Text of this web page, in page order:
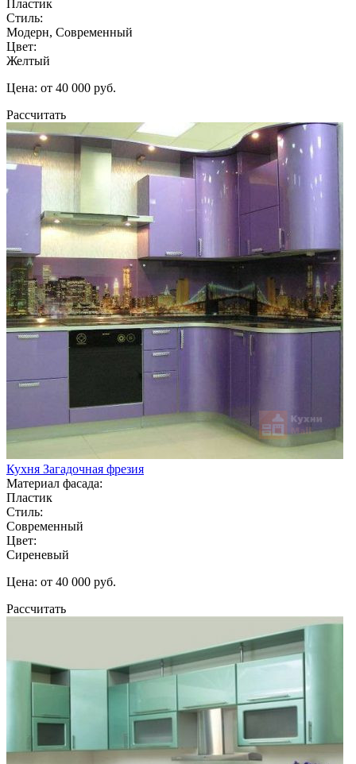
Пластик
Стиль:
Модерн, Современный
Цвет:
Желтый
Цена: от 40 000 руб.
Рассчитать
Кухня Загадочная фрезия
Материал фасада:
Пластик
Стиль:
Современный
Цвет:
Сиреневый
Цена: от 40 000 руб.
Рассчитать